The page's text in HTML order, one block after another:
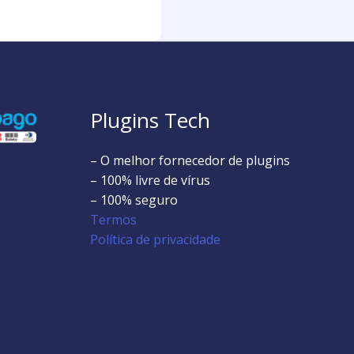
Plugins Tech
– O melhor fornecedor de plugins
– 100% livre de vírus
– 100% seguro
Termos
Política de privacidade